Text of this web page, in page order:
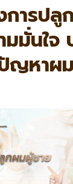
ารปลู
มมั่นใจ
ญหาผ